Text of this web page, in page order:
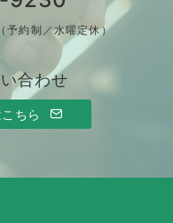
予約制／水曜定休）
合わせ
ちら